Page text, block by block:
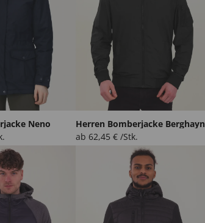
Neno
Herren Bomberjacke Berghayn
ab 62,45€ /Stk.